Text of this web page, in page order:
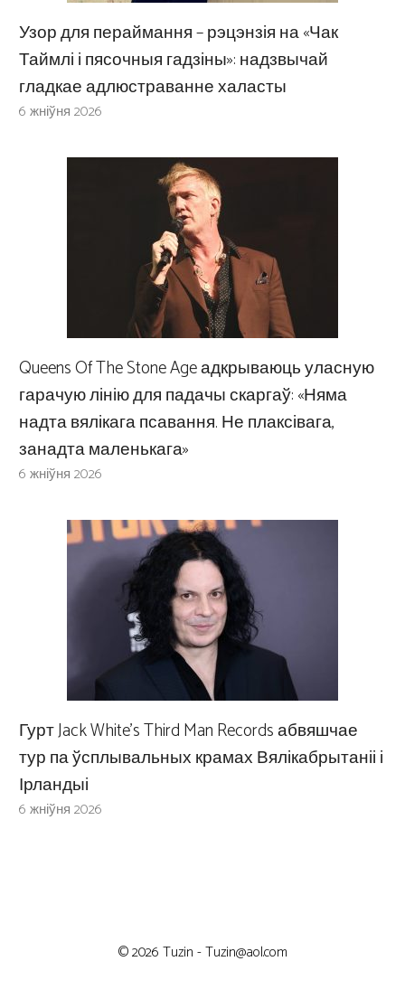
Узор для пераймання – рэцэнзія на «Чак
Таймлі і пясочныя гадзіны»: надзвычай
гладкае адлюстраванне халасты
6 жніўня 2026
Queens Of The Stone Age адкрываюць уласную
гарачую лінію для падачы скаргаў: «Няма
надта вялікага псавання. Не плаксівага,
занадта маленькага»
6 жніўня 2026
Гурт Jack White’s Third Man Records абвяшчае
тур па ўсплывальных крамах Вялікабрытаніі і
Ірландыі
6 жніўня 2026
© 2026 Tuzin -Tuzin@aol.com